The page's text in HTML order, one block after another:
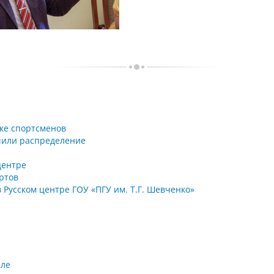
спортсменов
распределение
центре ГОУ «ПГУ им. Т.Г. Шевченко»